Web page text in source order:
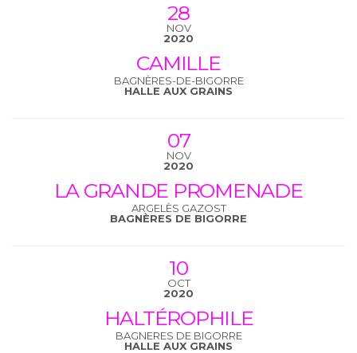
28
NOV
2020
CAMILLE
BAGNÈRES-DE-BIGORRE
HALLE AUX GRAINS
07
NOV
2020
LA GRANDE PROMENADE
ARGELÈS GAZOST
BAGNÈRES DE BIGORRE
10
OCT
2020
HALTÉROPHILE
BAGNERES DE BIGORRE
HALLE AUX GRAINS